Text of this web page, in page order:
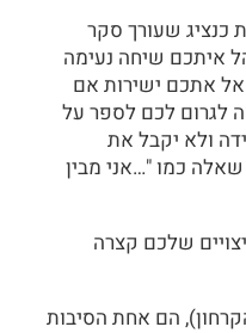
כנציג שעורך סקר
איתכם שיחה נעימה
ישאל אתכם ישירות אם
לגרום לכם לספר על
ולא יקבל את
שאלה כמו "…אני מבין
שלכם קצרה
הם אחת הסיבות